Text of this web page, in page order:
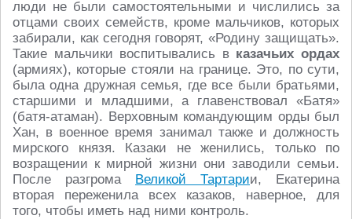
люди не были самостоятельными и числились за
отцами своих семейств, кроме мальчиков, которых
забирали, как сегодня говорят, «Родину защищать».
Такие мальчики воспитывались в казачьих ордах
(армиях), которые стояли на границе. Это, по сути,
была одна дружная семья, где все были братьями,
старшими и младшими, а главенствовал «Батя»
(батя-атаман). Верховным командующим орды был
Хан, в военное время занимал также и должность
мирского князя. Казаки не женились, только по
возращении к мирной жизни они заводили семьи.
После разгрома Великой Тартарии, Екатерина
вторая переженила всех казаков, наверное, для
того, чтобы иметь над ними контроль.